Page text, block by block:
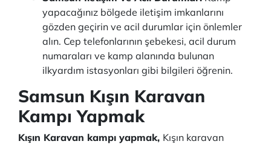
yapacağınız bölgede iletişim imkanlarını
gözden geçirin ve acil durumlar için önlemler
alın. Cep telefonlarının şebekesi, acil durum
numaraları ve kamp alanında bulunan
ilkyardım istasyonları gibi bilgileri öğrenin.
Samsun Kışın Karavan
Kampı Yapmak
Kışın Karavan kampı yapmak, Kışın karavan